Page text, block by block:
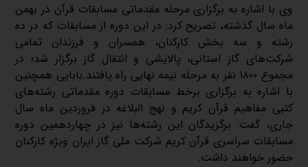
وی با اشاره به برگزاری مرحله مقدماتی مسابقات قرآن در بهمن
ماه سال گذشته، تصریح کرد: در این دوره از مسابقات که در ده
رشته و سه بخش کارکنان، همسران و فرزندان تمامی
شرکت‌های گاز استانی، پالایشی و انتقال گاز برگزار شد؛ در
مجموع ۱۸۰۰ نفر به مرحله نیمه نهایی راه یافتند.بابایی همچنین
با اشاره به برگزاری برخط مسابقات دوره مقدماتی رشته‌های
کتبی مفاهیم قرآن کریم و نهج البلاغه در فروردین ماه سال
جاری، گفت: برگزیدگان این رشته‌ها نیز در چهاردهمین دوره
مسابقات سراسری قرآن کریم شرکت ملی گاز ایران ویژه کارکنان
حضور خواهند داشت.